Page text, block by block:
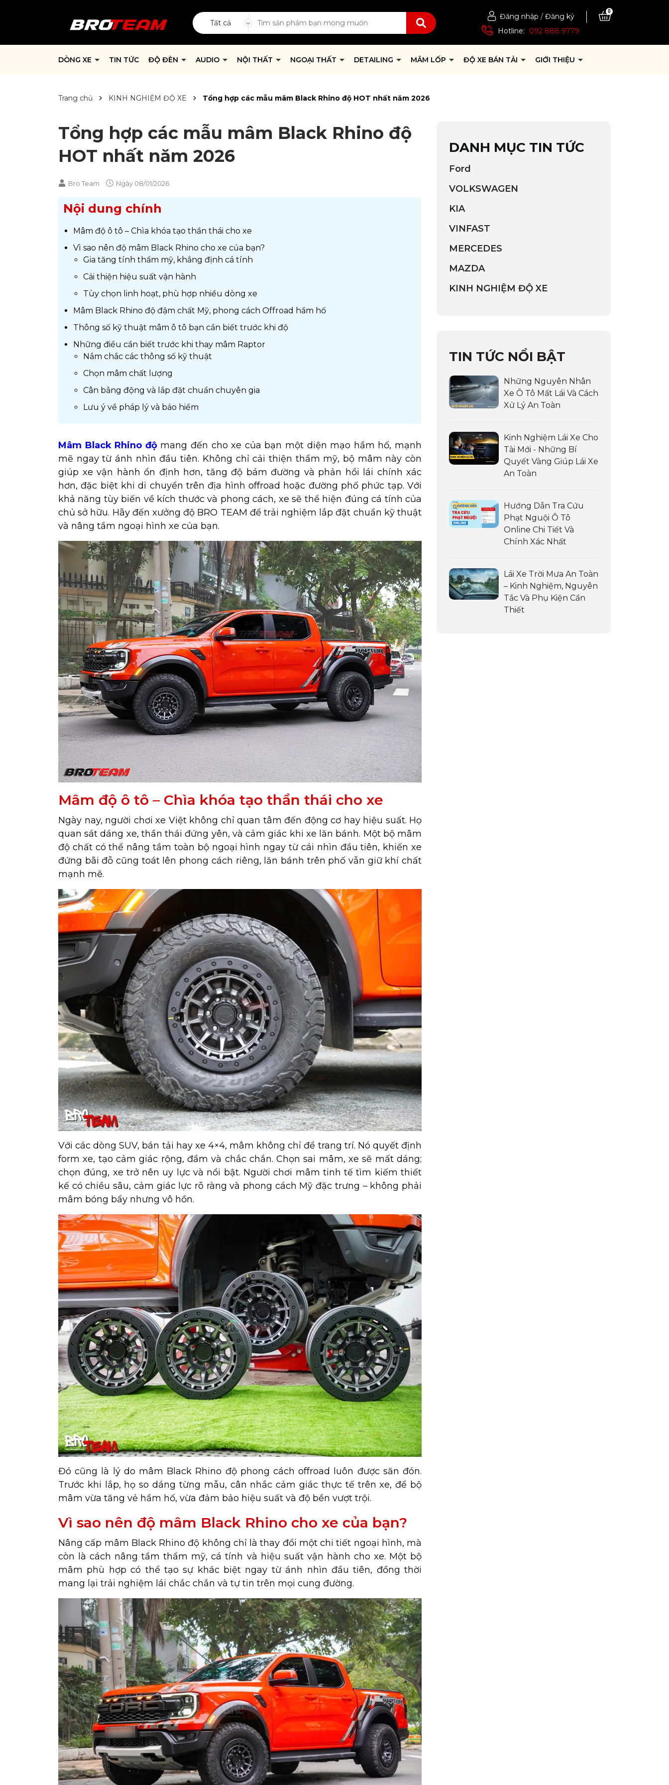
Đăng nhập / Đăng ký
0
Hotline: 092 888 9779
Tất cả
DÒNG XE TIN TỨC ĐỘ ĐÈN AUDIO NỘI THẤT NGOẠI THẤT DETAILING MÂM LỐP ĐỘ XE BÁN TẢI GIỚI THIỆU
Trang chủ KINH NGHIỆM ĐỘ XE Tổng hợp các mẫu mâm Black Rhino độ HOT nhất năm 2026
Tổng hợp các mẫu mâm Black Rhino độ
HOT nhất năm 2026
Bro Team Ngày 08/01/2026
Nội dung chính
Mâm độ ô tô – Chìa khóa tạo thần thái cho xe
Vì sao nên độ mâm Black Rhino cho xe của bạn?
Gia tăng tính thẩm mỹ, khẳng định cá tính
Cải thiện hiệu suất vận hành
Tùy chọn linh hoạt, phù hợp nhiều dòng xe
Mâm Black Rhino độ đậm chất Mỹ, phong cách Offroad hầm hố
Thông số kỹ thuật mâm ô tô bạn cần biết trước khi độ
Những điều cần biết trước khi thay mâm Raptor
Nắm chắc các thông số kỹ thuật
Chọn mâm chất lượng
Cân bằng động và lắp đặt chuẩn chuyên gia
Lưu ý về pháp lý và bảo hiểm
Mâm Black Rhino độmang đến cho xe của bạn một diện mạo hầm hố, mạnh
mẽ ngay từ ánh nhìn đầu tiên. Không chỉ cải thiện thẩm mỹ, bộ mâm này còn
giúp xe vận hành ổn định hơn, tăng độ bám đường và phản hồi lái chính xác
hơn, đặc biệt khi di chuyển trên địa hình offroad hoặc đường phố phức tạp. Với
khả năng tùy biến về kích thước và phong cách, xe sẽ thể hiện đúng cá tính của
chủ sở hữu. Hãy đến xưởng độ BRO TEAM để trải nghiệm lắp đặt chuẩn kỹ thuật
và nâng tầm ngoại hình xe của bạn.
Mâm độ ô tô – Chìa khóa tạo thần thái cho xe
Ngày nay, người chơi xe Việt không chỉ quan tâm đến động cơ hay hiệu suất. Họ
quan sát dáng xe, thần thái đứng yên, và cảm giác khi xe lăn bánh. Một bộ mâm
độ chất có thể nâng tầm toàn bộ ngoại hình ngay từ cái nhìn đầu tiên, khiến xe
đứng bãi đỗ cũng toát lên phong cách riêng, lăn bánh trên phố vẫn giữ khí chất
mạnh mẽ.
Với các dòng SUV, bán tải hay xe 4×4, mâm không chỉ để trang trí. Nó quyết định
form xe, tạo cảm giác rộng, đầm và chắc chắn. Chọn sai mâm, xe sẽ mất dáng;
chọn đúng, xe trở nên uy lực và nổi bật. Người chơi mâm tinh tế tìm kiếm thiết
kế có chiều sâu, cảm giác lực rõ ràng và phong cách Mỹ đặc trưng – không phải
mâm bóng bẩy nhưng vô hồn.
Đó cũng là lý do mâm Black Rhino độ phong cách offroad luôn được săn đón.
Trước khi lắp, họ so dáng từng mẫu, cân nhắc cảm giác thực tế trên xe, để bộ
mâm vừa tăng vẻ hầm hố, vừa đảm bảo hiệu suất và độ bền vượt trội.
Vì sao nên độ mâm Black Rhino cho xe của bạn?
Nâng cấp mâm Black Rhino độ không chỉ là thay đổi một chi tiết ngoại hình, mà
còn là cách nâng tầm thẩm mỹ, cá tính và hiệu suất vận hành cho xe. Một bộ
mâm phù hợp có thể tạo sự khác biệt ngay từ ánh nhìn đầu tiên, đồng thời
mang lại trải nghiệm lái chắc chắn và tự tin trên mọi cung đường.
DANH MỤC TIN TỨC
Ford
VOLKSWAGEN
KIA
VINFAST
MERCEDES
MAZDA
KINH NGHIỆM ĐỘ XE
TIN TỨC NỔI BẬT
Những Nguyên Nhân
Xe Ô Tô Mất Lái Và Cách
Xử Lý An Toàn
Kinh Nghiệm Lái Xe Cho
Tài Mới - Những Bí
Quyết Vàng Giúp Lái Xe
An Toàn
Hướng Dẫn Tra Cứu
Phạt Nguội Ô Tô
Online Chi Tiết Và
Chính Xác Nhất
Lái Xe Trời Mưa An Toàn
– Kinh Nghiệm, Nguyên
Tắc Và Phụ Kiện Cần
Thiết